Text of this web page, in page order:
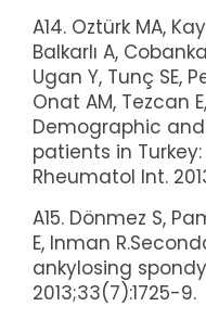
A14. Oztürk MA,
Balkarlı A,
Ugan Y, Tunç SE,
Onat AM, Tezcan
Demographic
patients in
Rheumatol Int.
A15. Dönmez S,
E, Inman
ankylosing
2013;33(7):1725-9.